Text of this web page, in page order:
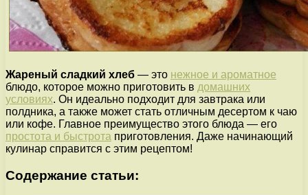
Жареный сладкий хлеб — это нежное и ароматное
блюдо, которое можно приготовить в домашних
условиях. Он идеально подходит для завтрака или
полдника, а также может стать отличным десертом к чаю
или кофе. Главное преимущество этого блюда — его
простота и быстрота приготовления. Даже начинающий
кулинар справится с этим рецептом!
Содержание статьи: